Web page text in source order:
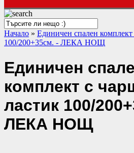
Начало » Единичен спален
100/200+35см. - ЛЕКА НОЩ
Единичен
комплект с
ластик 100/
ЛЕКА НОЩ